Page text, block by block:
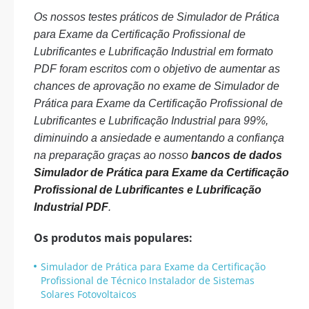
Os nossos testes práticos de Simulador de Prática
para Exame da Certificação Profissional de
Lubrificantes e Lubrificação Industrial em formato
PDF foram escritos com o objetivo de aumentar as
chances de aprovação no exame de Simulador de
Prática para Exame da Certificação Profissional de
Lubrificantes e Lubrificação Industrial para 99%,
diminuindo a ansiedade e aumentando a confiança
na preparação graças ao nosso bancos de dados
Simulador de Prática para Exame da Certificação
Profissional de Lubrificantes e Lubrificação
Industrial PDF.
Os produtos mais populares:
Simulador de Prática para Exame da Certificação
Profissional de Técnico Instalador de Sistemas
Solares Fotovoltaicos